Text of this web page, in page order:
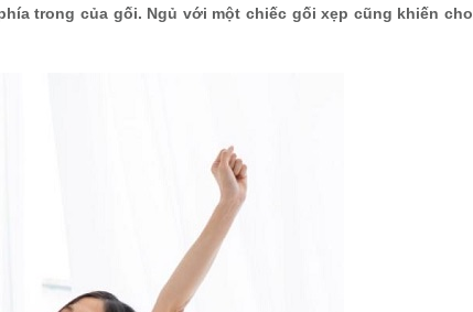
trong của gối. Ngủ với một chiếc gối xẹp cũng khiến cho